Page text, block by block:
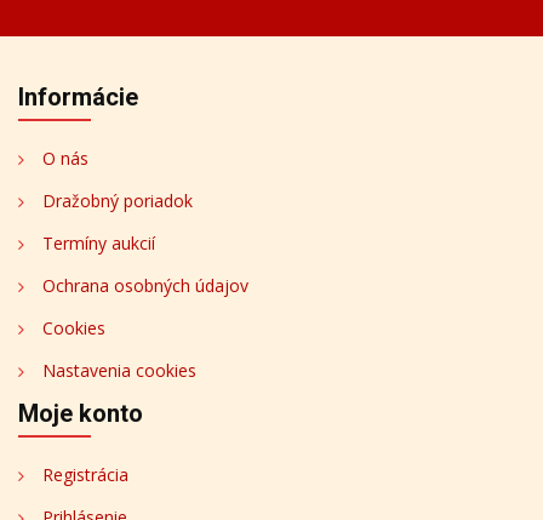
Informácie
O nás
Dražobný poriadok
Termíny aukcií
Ochrana osobných údajov
Cookies
Nastavenia cookies
Moje konto
Registrácia